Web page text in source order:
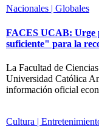
Nacionales | Globales
FACES UCAB: Urge
suficiente" para la
La Facultad de
Universidad Católica
información oficial
Cultura |